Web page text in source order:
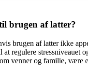
brugen af latter?
brugen af latter ikke
regulere
venner og familie,